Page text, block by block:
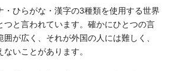
・ひらがな・漢字の3種類を使用する世界
つと言われています。確かにひとつの言
が広く、それが外国の人には難しく、
いことがあります。